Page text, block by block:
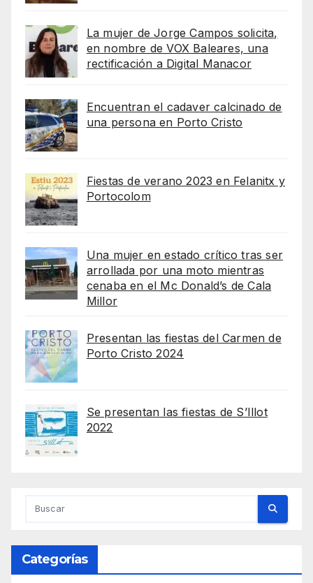
La mujer de Jorge Campos solicita,
en nombre de VOX Baleares, una
rectificación a Digital Manacor
Encuentran el cadaver calcinado de
una persona en Porto Cristo
Fiestas de verano 2023 en Felanitx y
Portocolom
Una mujer en estado crítico tras ser
arrollada por una moto mientras
cenaba en el Mc Donald’s de Cala
Millor
Presentan las fiestas del Carmen de
Porto Cristo 2024
Se presentan las fiestas de S’Illot
2022
Categorías